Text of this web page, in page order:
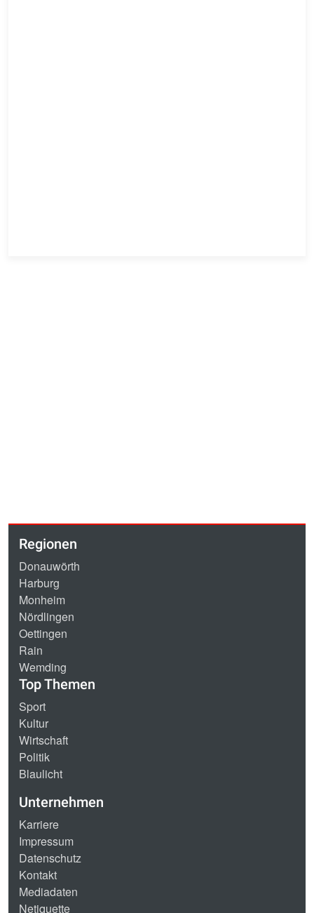
Regionen
Donauwörth
Harburg
Monheim
Nördlingen
Oettingen
Rain
Wemding
Top Themen
Sport
Kultur
Wirtschaft
Politik
Blaulicht
Unternehmen
Karriere
Impressum
Datenschutz
Kontakt
Mediadaten
Netiquette